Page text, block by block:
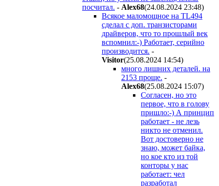
посчитал. - Alex68(24.08.2024 23:48)
Всякое маломощное на TL494
сделал с доп. транзисторами
драйверов, что то прошлый век
вспомнил:-) Работает, серийно
производится. -
Visitor(25.08.2024 14:54)
много лишних деталей. на
2153 проще. -
Alex68(25.08.2024 15:07)
Согласен, но это
первое, что в голову
пришло:-) А принцип
работает - не лезь
никто не отменил.
Вот достоверно не
знаю, может байка,
но кое кто из той
конторы у нас
работает: чел
разработал